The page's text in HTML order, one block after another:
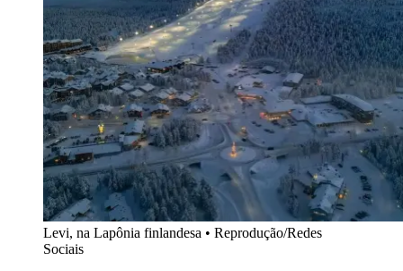
Levi, na Lapônia finlandesa • Reprodução/Redes
Sociais